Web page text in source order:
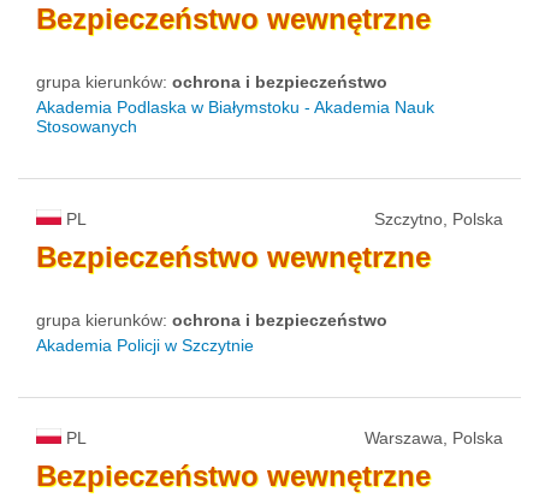
Bezpieczeństwo wewnętrzne
grupa kierunków: ochrona i bezpieczeństwo
Akademia Podlaska w Białymstoku - Akademia Nauk
Stosowanych
PL Szczytno, Polska
Bezpieczeństwo wewnętrzne
grupa kierunków: ochrona i bezpieczeństwo
Akademia Policji w Szczytnie
PL Warszawa, Polska
Bezpieczeństwo wewnętrzne